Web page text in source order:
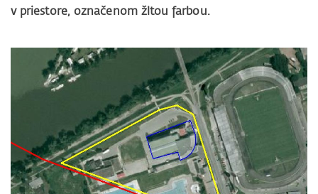
v priestore, označenom žltou farbou.